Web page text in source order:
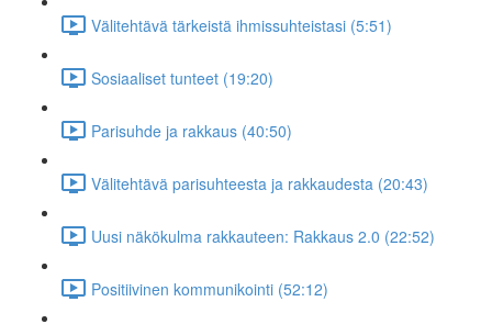
Välitehtävä tärkeistä ihmissuhteistasi (5:51)
Sosiaaliset tunteet (19:20)
Parisuhde ja rakkaus (40:50)
Välitehtävä parisuhteesta ja rakkaudesta (20:43)
Uusi näkökulma rakkauteen: Rakkaus 2.0 (22:52)
Positiivinen kommunikointi (52:12)